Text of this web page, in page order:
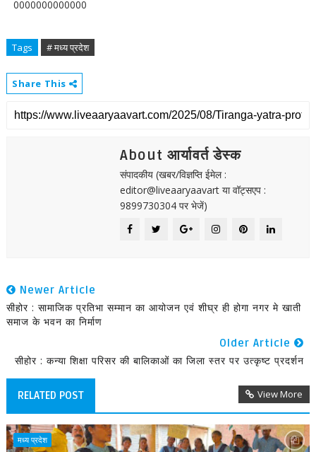
0000000000000
Tags # मध्य प्रदेश
Share This
About आर्यावर्त डेस्क
संपादकीय (खबर/विज्ञप्ति ईमेल :
editor@liveaaryaavart या वॉट्सएप :
9899730304 पर भेजें)
Newer Article
सीहोर : सामाजिक प्रतिभा सम्मान का आयोजन एवं शीघ्र ही होगा नगर मे खाती
समाज के भवन का निर्माण
Older Article
सीहोर : कन्या शिक्षा परिसर की बालिकाओं का जिला स्तर पर उत्कृष्ट प्रदर्शन
RELATED POST View More
मध्य प्रदेश